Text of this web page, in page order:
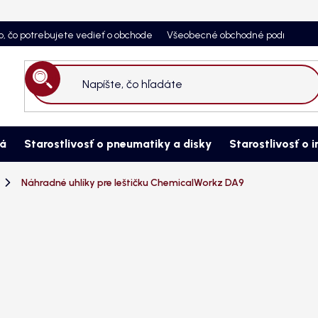
čo potrebujete vedieť o obchode Všeobecné obchodné podmienky
Hľadať
Starostlivosť o pneumatiky a disky Starostlivosť o
Náhradné uhlíky pre leštičku ChemicalWorkz DA9